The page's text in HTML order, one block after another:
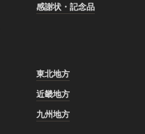
感謝状・記念品
東北地方
近畿地方
九州地方